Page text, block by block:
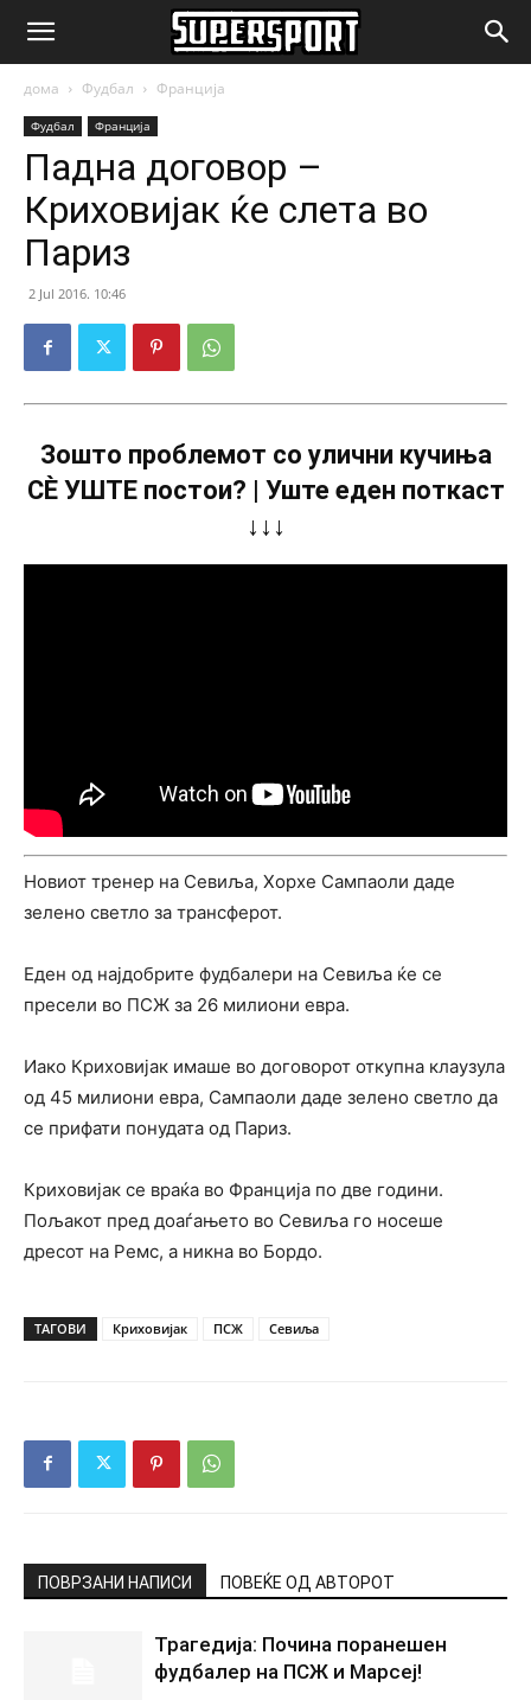
SuperSport.mk
дома Фудбал Франција
Фудбал Франција
Падна договор –
Криховијак ќе слета во
Париз
2 Jul 2016. 10:46
Зошто проблемот со улични кучиња
СÈ УШТЕ постои? | Уште еден поткаст
↓↓↓
Новиот тренер на Севиља, Хорхе Сампаоли даде
зелено светло за трансферот.
Еден од најдобрите фудбалери на Севиља ќе се
пресели во ПСЖ за 26 милиони евра.
Иако Криховијак имаше во договорот откупна клаузула
од 45 милиони евра, Сампаоли даде зелено светло да
се прифати понудата од Париз.
Криховијак се враќа во Франција по две години.
Пољакот пред доаѓањето во Севиља го носеше
дресот на Ремс, а никна во Бордо.
ТАГОВИ Криховијак ПСЖ Севиља
ПОВРЗАНИ НАПИСИ ПОВЕЌЕ ОД АВТОРОТ
Трагедија: Почина поранешен
фудбалер на ПСЖ и Марсеј!